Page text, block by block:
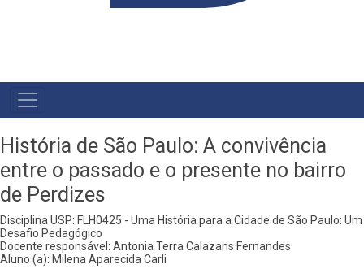
MAIN
NAVIGATION
História de São Paulo: A convivência
entre o passado e o presente no bairro
de Perdizes
Disciplina USP: FLH0425 - Uma História para a Cidade de São Paulo: Um
Desafio Pedagógico
Docente responsável: Antonia Terra Calazans Fernandes
Aluno (a): Milena Aparecida Carli